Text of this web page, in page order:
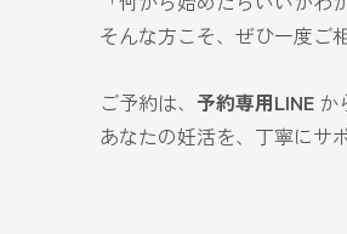
そんな方こそ、ぜひ一度ご
ご予約は、 予約専用LINE か
あなたの妊活を、丁寧にサ